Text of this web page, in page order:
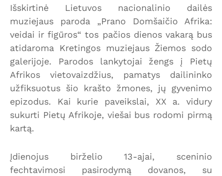
Išskirtinė Lietuvos nacionalinio dailės
muziejaus paroda „Prano Domšaičio Afrika:
veidai ir figūros“ tos pačios dienos vakarą bus
atidaroma Kretingos muziejaus Žiemos sodo
galerijoje. Parodos lankytojai žengs į Pietų
Afrikos vietovaizdžius, pamatys dailininko
užfiksuotus šio krašto žmones, jų gyvenimo
epizodus. Kai kurie paveikslai, XX a. vidury
sukurti Pietų Afrikoje, viešai bus rodomi pirmą
kartą.
Įdienojus birželio 13-ajai, sceninio
fechtavimosi pasirodymą dovanos, su